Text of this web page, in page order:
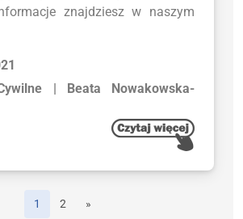
znajdziesz w naszym
| Beata Nowakowska-
1 2 »